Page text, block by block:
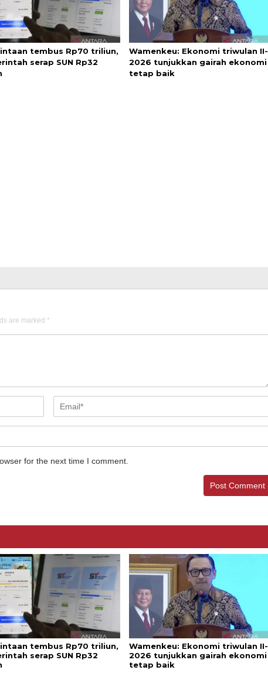
tembus Rp70 triliun,
serap SUN Rp32
Wamenkeu: Ekonomi triwulan II-
2026 tunjukkan gairah ekonomi
tetap baik
are marked *
for the next time I comment.
tembus Rp70 triliun,
serap SUN Rp32
Wamenkeu: Ekonomi triwulan II-
2026 tunjukkan gairah ekonomi
tetap baik